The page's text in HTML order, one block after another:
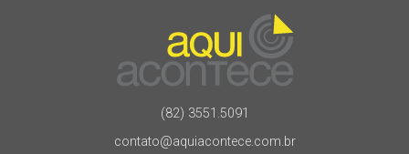
(82) 3551.5091
contato@aquiacontece.com.br